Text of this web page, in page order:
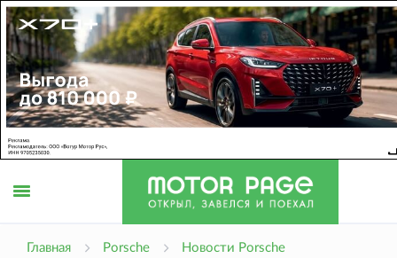
Главная Porsche
Новости Porsche